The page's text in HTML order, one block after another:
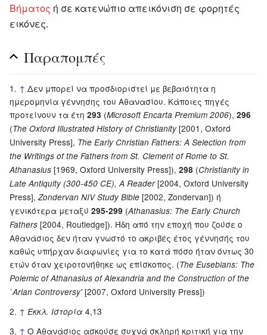
Βήματος ή σε κατενώπιο απεικόνιση σε φορητές
εικόνες.
Παραπομπές
↑ Δεν μπορεί να προσδιοριστεί με βεβαιότητα η
ημερομηνία γέννησης του Αθανασίου. Κάποιες πηγές
προτείνουν τα έτη 293 (Microsoft Encarta Premium 2006), 296
(The Oxford Illustrated History of Christianity [2001, Oxford
University Press], The Early Christian Fathers: A Selection from
the Writings of the Fathers from St. Clement of Rome to St.
Athanasius [1969, Oxford University Press]), 298 (Christianity in
Late Antiquity (300-450 CE), A Reader[2004, Oxford University
Press], Zondervan NIV Study Bible [2002, Zondervan]) ή
γενικότερα μεταξύ 295-299 (Athanasius: The Early Church
Fathers [2004, Routledge]). Ήδη από την εποχή που ζούσε ο
Αθανάσιος δεν ήταν γνωστό το ακριβές έτος γέννησής του
καθώς υπήρχαν διαφωνίες για το κατά πόσο ήταν όντως 30
ετών όταν χειροτονήθηκε ως επίσκοπος. (The Eusebians: The
Polemic of Athanasius of Alexandria and the Construction of the
`Arian Controversy'[2007, Oxford University Press])
↑ Εκκλ. Ιστορία 4,13
↑ Ο Αθανάσιος ασκούσε συχνά σκληρή κριτική για την